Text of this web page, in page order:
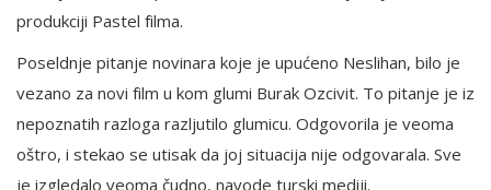
produkciji Pastel filma.
Poseldnje pitanje novinara koje je upućeno Neslihan, bilo je
vezano za novi film u kom glumi Burak Ozcivit. To pitanje je iz
nepoznatih razloga razljutilo glumicu. Odgovorila je veoma
oštro, i stekao se utisak da joj situacija nije odgovarala. Sve
je izgledalo veoma čudno, navode turski mediji.